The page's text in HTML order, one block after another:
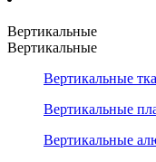
Вертикальные
Вертикальные
Вертикальные
Вертикальные
Вертикальные